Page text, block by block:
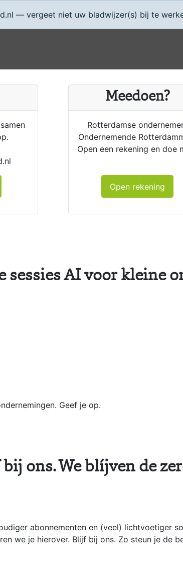
— vergeet niet uw bladwijzer(s) bij te
Meedoen?
Rotterdamse
Ondernemende
Open een rekening en doe
Open rekening
sessies AI voor kleine
Geef je op.
ons. We blíjven de
abonnementen en (veel) lichtvoetiger
we je hierover. Blijf bij ons. Zo steun je de